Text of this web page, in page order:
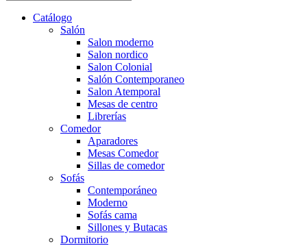
Catálogo
Salón
Salon moderno
Salon nordico
Salon Colonial
Salón Contemporaneo
Salon Atemporal
Mesas de centro
Librerías
Comedor
Aparadores
Mesas Comedor
Sillas de comedor
Sofás
Contemporáneo
Moderno
Sofás cama
Sillones y Butacas
Dormitorio